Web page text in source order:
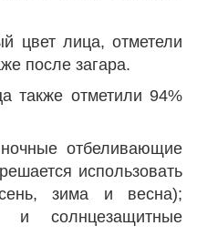
цвет лица, отметели
после загара.
также отметили 94%
отбеливающие
использовать
зима и весна);
солнцезащитные